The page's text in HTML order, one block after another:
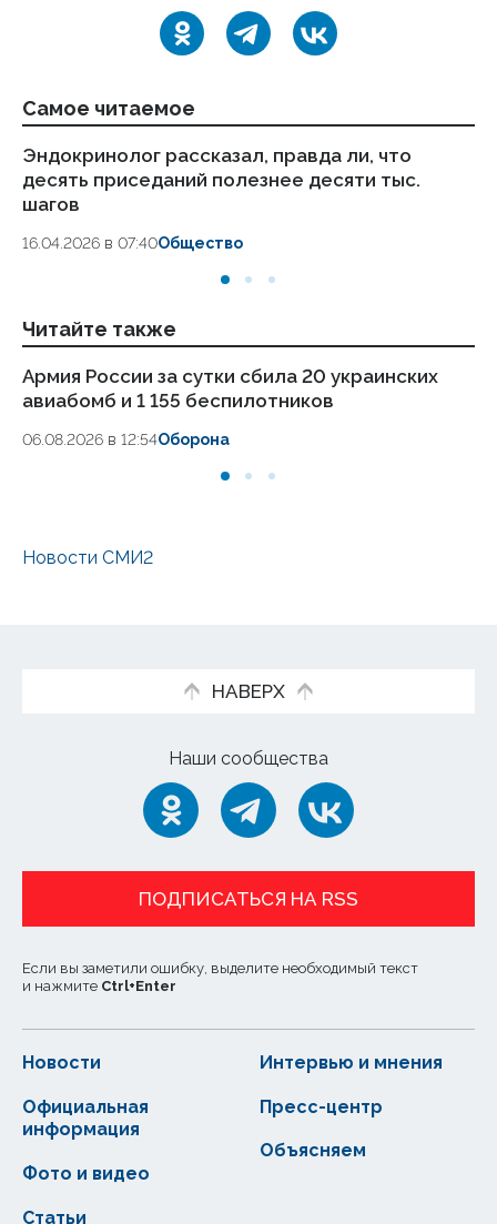
Самое читаемое
Эндокринолог рассказал, правда ли, что
десять приседаний полезнее десяти тыс.
шагов
16.04.2026 в 07:40Общество
Читайте также
Армия России за сутки сбила 20 украинских
авиабомб и 1 155 беспилотников
06.08.2026 в 12:54Оборона
Новости СМИ2
НАВЕРХ
Наши сообщества
ПОДПИСАТЬСЯ НА RSS
Если вы заметили ошибку, выделите необходимый текст
и нажмите Ctrl+Enter
Новости
Статьи
Официальная
информация
Интервью и мнения
Фото и видео
Пресс-центр
Объясняем